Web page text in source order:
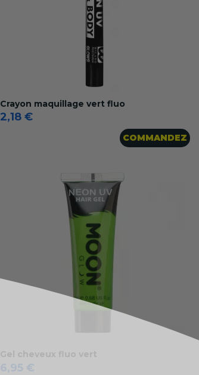
Crayon maquillage vert fluo
2,18 €
COMMANDEZ
Gel cheveux fluo vert
6,95 €